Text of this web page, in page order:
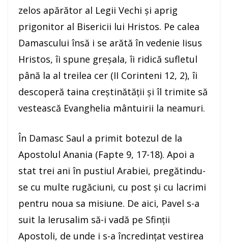
zelos apărător al Legii Vechi şi aprig
prigonitor al Bisericii lui Hristos. Pe calea
Damascului însă i se arătă în vedenie Iisus
Hristos, îi spune greşala, îi ridică sufletul
până la al treilea cer (II Corinteni 12, 2), îi
descoperă taina creştinătăţii şi îl trimite să
vestească Evanghelia mântuirii la neamuri.
În Damasc Saul a primit botezul de la
Apostolul Anania (Fapte 9, 17-18). Apoi a
stat trei ani în pustiul Arabiei, pregătindu-
se cu multe rugăciuni, cu post şi cu lacrimi
pentru noua sa misiune. De aici, Pavel s-a
suit la Ierusalim să-i vadă pe Sfinţii
Apostoli, de unde i s-a încredinţat vestirea